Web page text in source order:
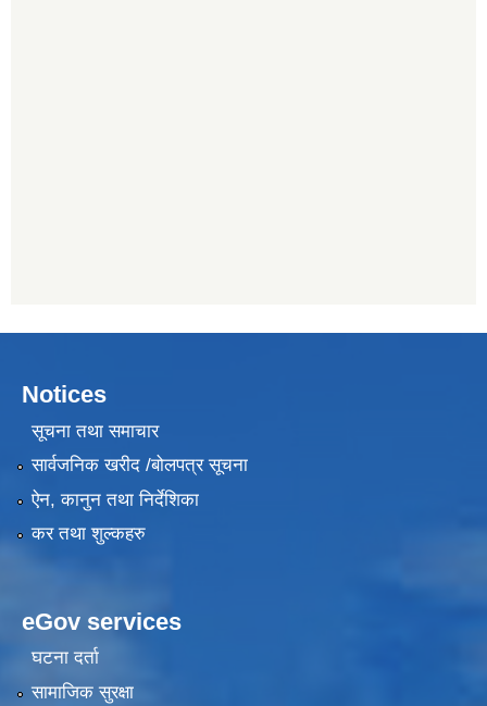
Notices
सूचना तथा समाचार
सार्वजनिक खरीद /बोलपत्र सूचना
ऐन, कानुन तथा निर्देशिका
कर तथा शुल्कहरु
eGov services
घटना दर्ता
सामाजिक सुरक्षा